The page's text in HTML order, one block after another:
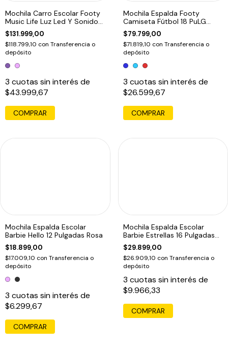
Mochila Carro Escolar Footy
Music Life Luz Led Y Sonido
18p Violeta
$131.999,00
$118.799,10 con Transferencia o
depósito
3 cuotas sin interés de
$43.999,67
COMPRAR
Mochila Espalda Footy
Camiseta Fútbol 18 PuLG
48x30x22 Cm Azul
$79.799,00
$71.819,10 con Transferencia o
depósito
3 cuotas sin interés de
$26.599,67
COMPRAR
Mochila Espalda Escolar
Barbie Hello 12 Pulgadas Rosa
$18.899,00
$17.009,10 con Transferencia o
depósito
3 cuotas sin interés de
$6.299,67
COMPRAR
Mochila Espalda Escolar
Barbie Estrellas 16 Pulgadas
Negro
$29.899,00
$26.909,10 con Transferencia o
depósito
3 cuotas sin interés de
$9.966,33